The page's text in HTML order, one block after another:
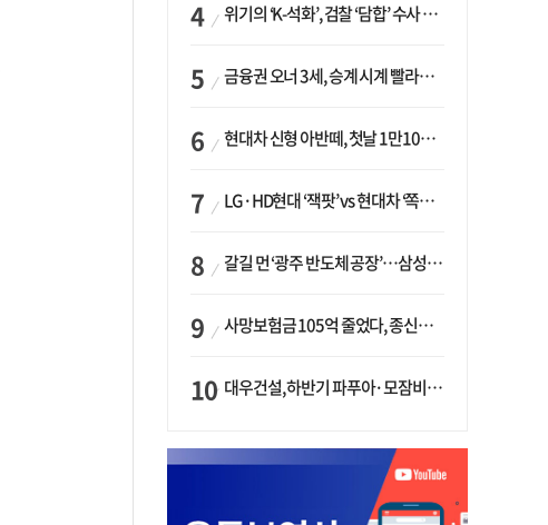
위기의 ‘K-석화’, 검찰 ‘담합’ 수사 착수…“LG·한화·롯데 등 7개 업체, 8개 제품 가격 담합”
금융권 오너 3세, 승계 시계 빨라지나…한국투자 ‘속도’·미래에셋·메리츠는 ‘거리두기’
현대차 신형 아반떼, 첫날 1만1094대 계약…역대 최고치 경신
LG·HD현대 ‘잭팟’ vs 현대차 ‘쪽박’…글로벌 사모펀드, 韓 대기업 투자 ‘희비’
갈길 먼 ‘광주 반도체 공장’…삼성·SK, ‘주 52시간제’ 규제 해소 ‘공방’
사망보험금 105억 줄었다, 종신보험·유동화 동시에 ‘주춤’…신한라이프는 401억 급증
대우건설, 하반기 파푸아·모잠비크 LNG 플랜트 수주 가시권…수주목표 27조로 샹향